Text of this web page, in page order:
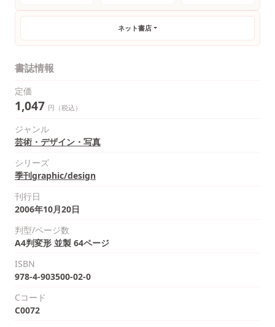
ネット書店
書誌情報
定価
1,047 円（税込）
ジャンル
芸術・デザイン・写真
シリーズ
季刊graphic/design
刊行日
2006年10月20日
判型/ページ数
A4判変形 並製 64ページ
ISBN
978-4-903500-02-0
Cコード
C0072